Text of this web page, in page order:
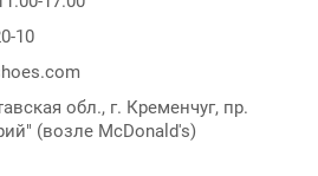
10
обл., г. Кременчуг, пр.
(возле McDonald's)